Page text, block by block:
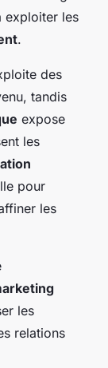
exploiter les
.
des
tandis
expose
les
pour
les
les
relations